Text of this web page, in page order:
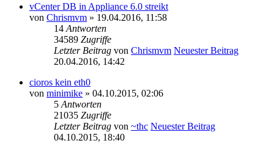
vCenter DB in Appliance 6.0 streikt
von Chrismvm » 19.04.2016, 11:58
14 Antworten
34589 Zugriffe
Letzter Beitrag von Chrismvm Neuester Beitrag
20.04.2016, 14:42
cioros kein eth0
von minimike » 04.10.2015, 02:06
5 Antworten
21035 Zugriffe
Letzter Beitrag von ~thc Neuester Beitrag
04.10.2015, 18:40